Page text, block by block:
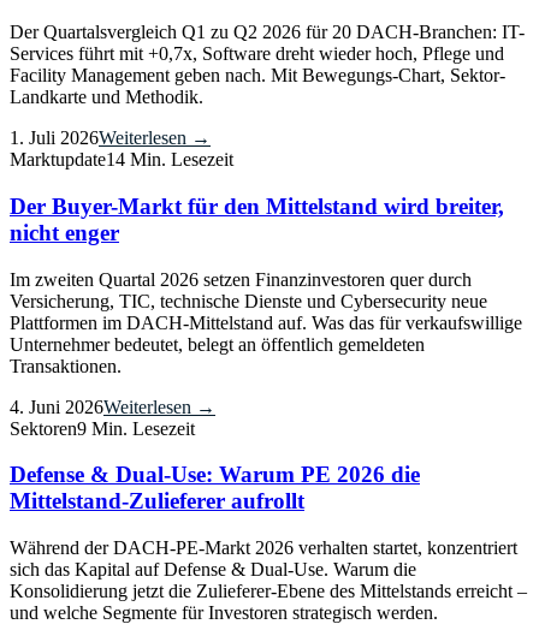
Der Quartalsvergleich Q1 zu Q2 2026 für 20 DACH-Branchen: IT-
Services führt mit +0,7x, Software dreht wieder hoch, Pflege und
Facility Management geben nach. Mit Bewegungs-Chart, Sektor-
Landkarte und Methodik.
1. Juli 2026Weiterlesen →
Marktupdate14 Min. Lesezeit
Der Buyer-Markt für den Mittelstand wird breiter,
nicht enger
Im zweiten Quartal 2026 setzen Finanzinvestoren quer durch
Versicherung, TIC, technische Dienste und Cybersecurity neue
Plattformen im DACH-Mittelstand auf. Was das für verkaufswillige
Unternehmer bedeutet, belegt an öffentlich gemeldeten
Transaktionen.
4. Juni 2026Weiterlesen →
Sektoren9 Min. Lesezeit
Defense & Dual-Use: Warum PE 2026 die
Mittelstand-Zulieferer aufrollt
Während der DACH-PE-Markt 2026 verhalten startet, konzentriert
sich das Kapital auf Defense & Dual-Use. Warum die
Konsolidierung jetzt die Zulieferer-Ebene des Mittelstands erreicht –
und welche Segmente für Investoren strategisch werden.